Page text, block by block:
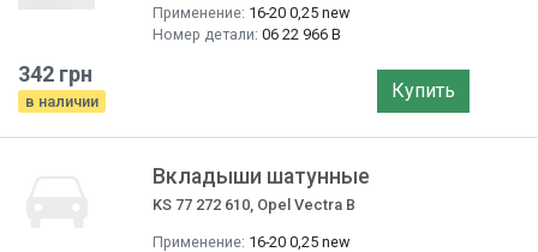
Применение: 16-20 0,25 new
Номер детали: 06 22 966 B
342 грн
в наличии Купить
Вкладыши шатунные
KS 77 272 610, Opel Vectra B
Применение: 16-20 0,25 new